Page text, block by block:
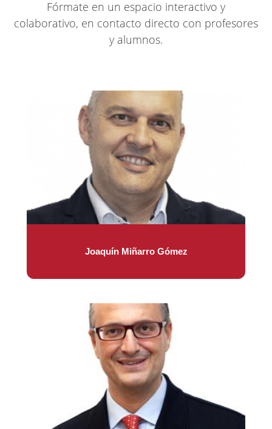
Fórmate en un espacio interactivo y
colaborativo, en contacto directo con profesores
y alumnos.
Joaquín Miñarro Gómez